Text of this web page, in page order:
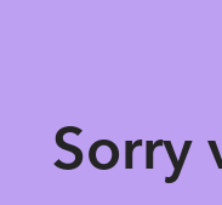
Sorry